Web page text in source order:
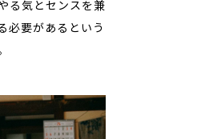
やる気とセンスを兼
必要があるという